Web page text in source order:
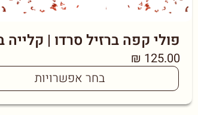
פולי קפה ברזיל סרדו | קלייה
₪ 125.00
בחר אפשרויות